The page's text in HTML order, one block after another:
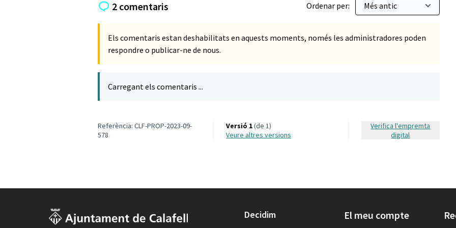
2 comentaris Ordenar per:
Els comentaris estan deshabilitats en aquests moments, només les administradores poden
respondre o publicar-ne de nous.
Carregant els comentaris ...
Referència: CLF-PROP-2023-09-
578
Versió 1(de 1)
veure altres versions
Verifica l'empremta
digital
Decidim El meu compte